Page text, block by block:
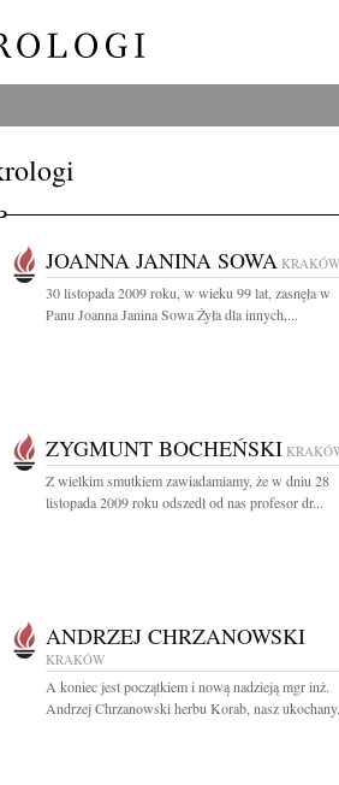
JOANNA JANINA SOWA KRAKÓW
30 listopada 2009 roku, w wieku 99 lat, zasnęła w
Panu Joanna Janina Sowa Żyła dla innych,...
ZYGMUNT BOCHEŃSKI
Z wielkim smutkiem zawiadamiamy, że w dniu 28
listopada 2009 roku odszedł od nas profesor dr...
ANDRZEJ CHRZANOWSKI
KRAKÓW
A koniec jest początkiem i nową nadzieją mgr inż.
Andrzej Chrzanowski herbu Korab, nasz